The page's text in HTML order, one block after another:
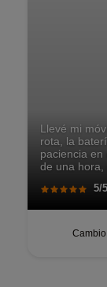
Llevé mi
rota, la
paciencia en
de una hora,
salido de
autonomía
5/5